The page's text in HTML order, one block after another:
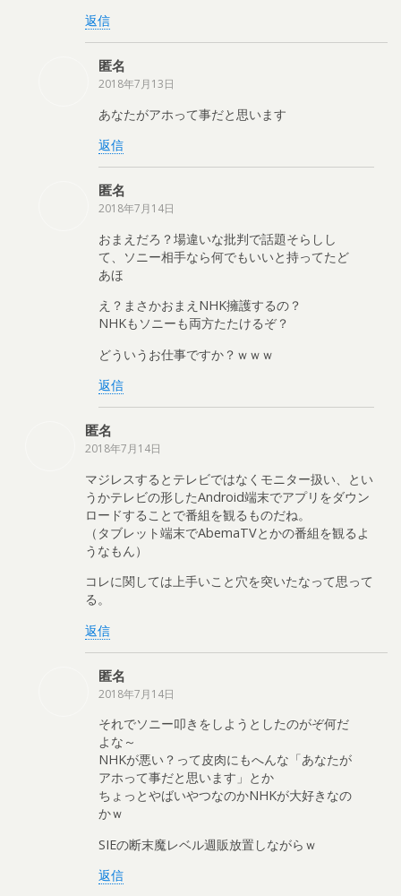
返信
匿名
2018年7月13日
あなたがアホって事だと思います
返信
匿名
2018年7月14日
おまえだろ？場違いな批判で話題そらしし
て、ソニー相手なら何でもいいと持ってたど
あほ
え？まさかおまえNHK擁護するの？
NHKもソニーも両方たたけるぞ？
どういうお仕事ですか？ｗｗｗ
返信
匿名
2018年7月14日
マジレスするとテレビではなくモニター扱い、とい
うかテレビの形したAndroid端末でアプリをダウン
ロードすることで番組を観るものだね。
（タブレット端末でAbemaTVとかの番組を観るよ
うなもん）
コレに関しては上手いこと穴を突いたなって思って
る。
返信
匿名
2018年7月14日
それでソニー叩きをしようとしたのがぞ何だ
よな～
NHKが悪い？って皮肉にもへんな「あなたが
アホって事だと思います」とか
ちょっとやばいやつなのかNHKが大好きなの
かｗ
SIEの断末魔レベル週販放置しながらｗ
返信